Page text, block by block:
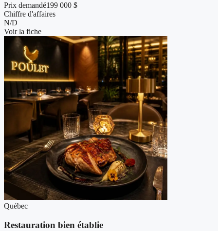
Prix demandé199 000 $
Chiffre d'affaires
N/D
Voir la fiche
Québec
Restauration bien établie